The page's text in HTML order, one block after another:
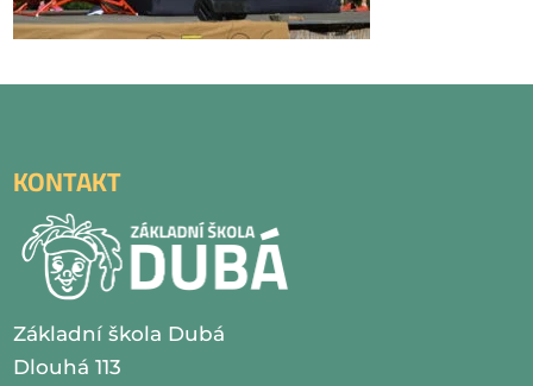
KONTAKT
Základní škola Dubá
Dlouhá 113